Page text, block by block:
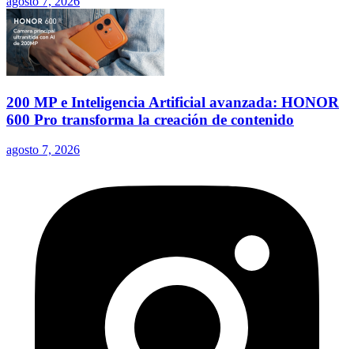
200 MP e Inteligencia Artificial avanzada: HONOR
600 Pro transforma la creación de contenido
agosto 7, 2026